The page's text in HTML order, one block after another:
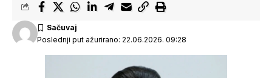
Poslednji put ažurirano: 22.06.2026. 09:28